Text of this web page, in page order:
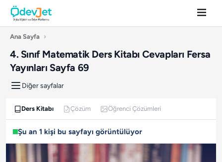
Ana Sayfa ›
4. Sınıf Matematik Ders Kitabı Cevapları Fersa
Yayınları Sayfa 69
Diğer sayfalar
Ders Kitabı Çözüm Öğrenci Çözümleri
Şu an 1 kişi bu sayfayı görüntülüyor